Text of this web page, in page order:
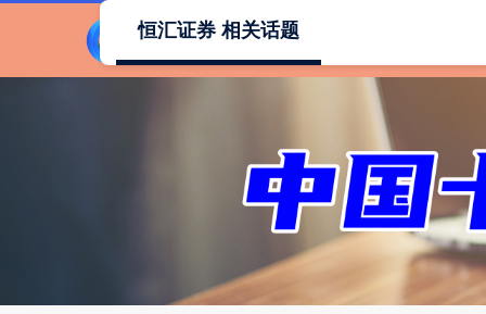
恒汇证券 相关话题